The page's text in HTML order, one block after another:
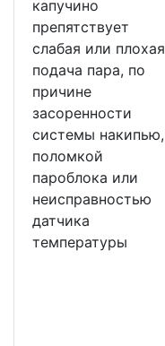
капучино
препятствует
слабая или плохая
подача пара, по
причине
засоренности
системы накипью,
поломкой
пароблока или
неисправностью
датчика
температуры